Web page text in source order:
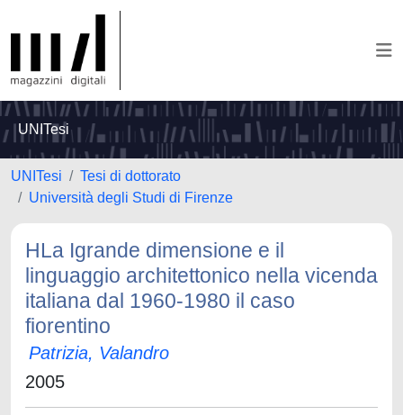
UNITesi
UNITesi
Tesi di dottorato
Università degli Studi di Firenze
HLa Igrande dimensione e il
linguaggio architettonico nella vicenda
italiana dal 1960-1980 il caso
fiorentino
Patrizia, Valandro
2005